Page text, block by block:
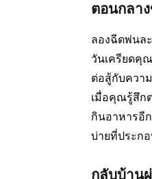
ตอนกลา
ลองฉีดพ่นล
วันเครียดคุ
ต่อสู้กับควา
เมื่อคุณรู้สึก
กินอาหารอี
บ่ายที่ประก
กลับบ้าน